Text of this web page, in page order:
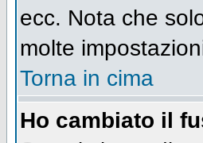
ecc. Nota che
molte
Torna in cima
Ho cambiato il